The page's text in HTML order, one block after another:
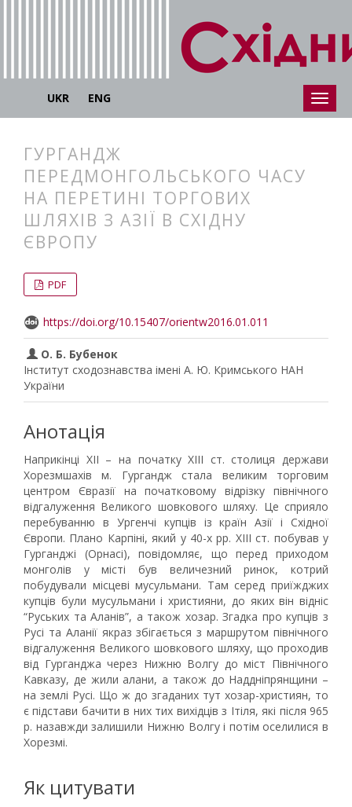
UKR ENG
ГУРГАНДЖ
ПЕРЕДМОНГОЛЬСЬКОГО ЧАСУ
НА ПЕРЕТИНІ ТОРГОВИХ
ШЛЯХІВ З АЗІЇ В СХІДНУ
ЄВРОПУ
PDF
https://doi.org/10.15407/orientw2016.01.011
О. Б. Бубенок
Інститут сходознавства імені А. Ю. Кримського НАН
України
Анотація
Наприкінці XII – на початку XIII ст. столиця держави
Хорезмшахів м. Гургандж стала великим торговим
центром Євразії на початковому відрізку північного
відгалуження Великого шовкового шляху. Це сприяло
перебуванню в Ургенчі купців із країн Азії і Східної
Європи. Плано Карпіні, який у 40-х рр. XIII ст. побував у
Гурганджі (Орнасі), повідомляє, що перед приходом
монголів у місті був величезний ринок, котрий
побудували місцеві мусульмани. Там серед приїжджих
купців були мусульмани і християни, до яких він відніс
“Руських та Аланів”, а також хозар. Згадка про купців з
Русі та Аланії якраз збігається з маршрутом північного
відгалуження Великого шовкового шляху, що проходив
від Гурганджа через Нижню Волгу до міст Північного
Кавказу, де жили алани, а також до Наддніпрянщини –
на землі Русі. Що ж до згаданих тут хозар-християн, то
є підстави бачити в них тих вихідців з Ітіля, які після 965
р. назавжди залишили Нижню Волгу і потім оселилися в
Хорезмі.
Як цитувати